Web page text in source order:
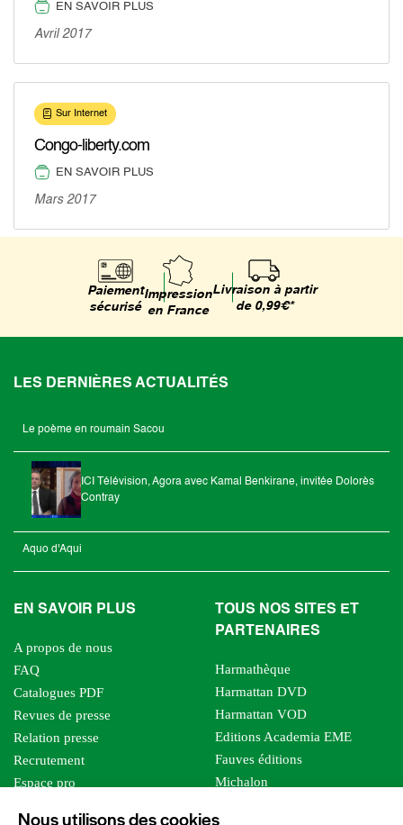
Nous utilisons des cookies
EN SAVOIR PLUS
Avril 2017
Sur Internet
Congo-liberty.com
EN SAVOIR PLUS
Mars 2017
Paiement
sécurisé
Impression
en France
Livraison à partir
de 0,99€*
LES DERNIÈRES ACTUALITÉS
Le poème en roumain Sacou
ICI Télévision, Agora avec Kamal Benkirane, invitée Dolorès
Contray
Aquo d'Aqui
EN SAVOIR PLUS
A propos de nous
FAQ
Catalogues PDF
Revues de presse
Relation presse
Recrutement
Espace pro
TOUS NOS SITES ET
PARTENAIRES
Harmathèque
Harmattan DVD
Harmattan VOD
Editions Academia EME
Fauves éditions
Michalon